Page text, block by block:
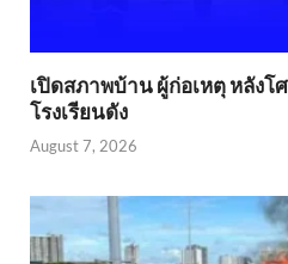
เปิดสภาพบ้าน ผู้ก่อเหตุ หลัง
โรงเรียนดัง
August 7, 2026